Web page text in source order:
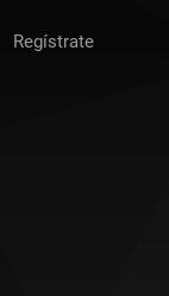
Regístrate